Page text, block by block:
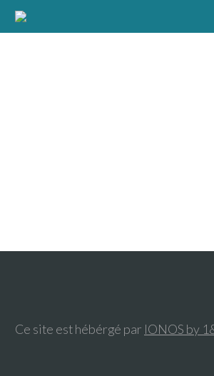
Ce site est hébérgé par IONOS by